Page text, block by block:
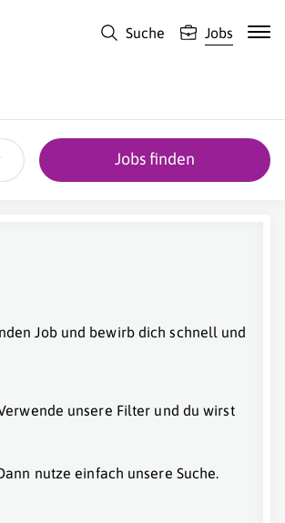
Suche Jobs
Jobs finden
Job und bewirb dich schnell und
unsere Filter und du wirst
nutze einfach unsere Suche.